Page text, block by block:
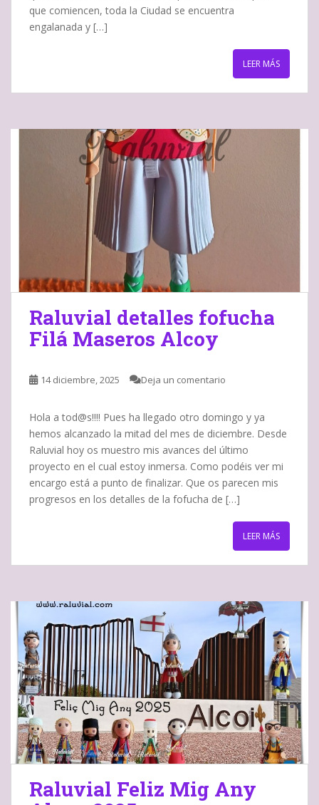
que comiencen, toda la Ciudad se encuentra
engalanada y […]
LEER MÁS
Raluvial detalles fofucha
Filá Maseros Alcoy
14 diciembre, 2025 Deja un comentario
Hola a tod@s!!!! Pues ha llegado otro domingo y ya
hemos alcanzado la mitad del mes de diciembre. Desde
Raluvial hoy os muestro mis avances del último
proyecto en el cual estoy inmersa. Como podéis ver mi
encargo está a punto de finalizar. Que os parecen mis
progresos en los detalles de la fofucha de […]
LEER MÁS
Raluvial Feliz Mig Any